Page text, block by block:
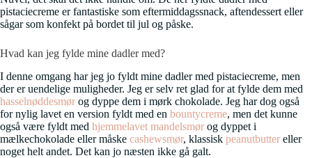
pistaciecreme er fantastiske som eftermiddagssnack, aftendessert eller
sågar som konfekt på bordet til jul og påske.
Hvad kan jeg fylde mine dadler med?
I denne omgang har jeg jo fyldt mine dadler med pistaciecreme, men
der er uendelige muligheder. Jeg er selv ret glad for at fylde dem med
hasselnøddesmør og dyppe dem i mørk chokolade. Jeg har dog også
for nylig lavet en version fyldt med en bountycreme, men det kunne
også være fyldt med hjemmelavet mandelsmør og dyppet i
mælkechokolade eller måske cashewsmør, klassisk peanutbutter eller
noget helt andet. Det kan jo næsten ikke gå galt.